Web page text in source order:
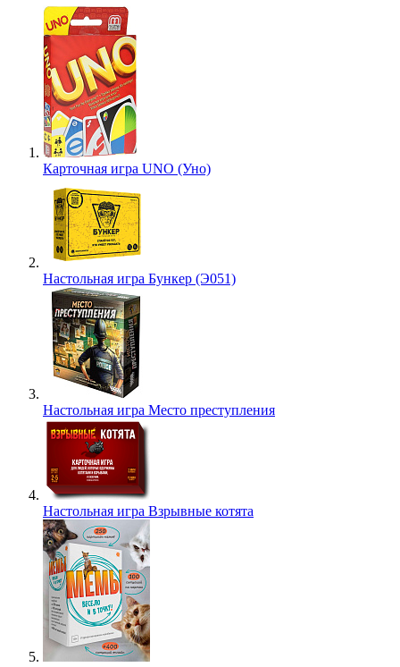
Карточная игра UNO (Уно)
Настольная игра Бункер (Э051)
Настольная игра Место преступления
Настольная игра Взрывные котята